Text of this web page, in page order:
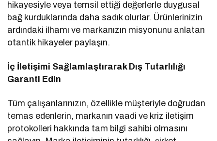
hikayesiyle veya temsil ettiği değerlerle duygusal
bağ kurduklarında daha sadık olurlar. Ürünlerinizin
ardındaki ilhamı ve markanızın misyonunu anlatan
otantik hikayeler paylaşın.
İç İletişimi Sağlamlaştırarak Dış Tutarlılığı
Garanti Edin
Tüm çalışanlarınızın, özellikle müşteriyle doğrudan
temas edenlerin, markanın vaadi ve kriz iletişim
protokolleri hakkında tam bilgi sahibi olmasını